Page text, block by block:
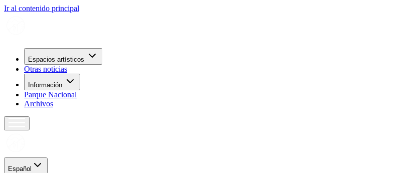
Ir al contenido principal
Espacios artísticos
Otras noticias
Información
Parque Nacional
Archivos
Español